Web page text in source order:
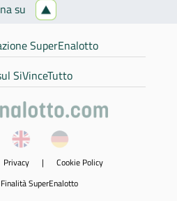
su
SuperEnalotto
SiVinceTutto
Privacy | Cookie Policy
SuperEnalotto